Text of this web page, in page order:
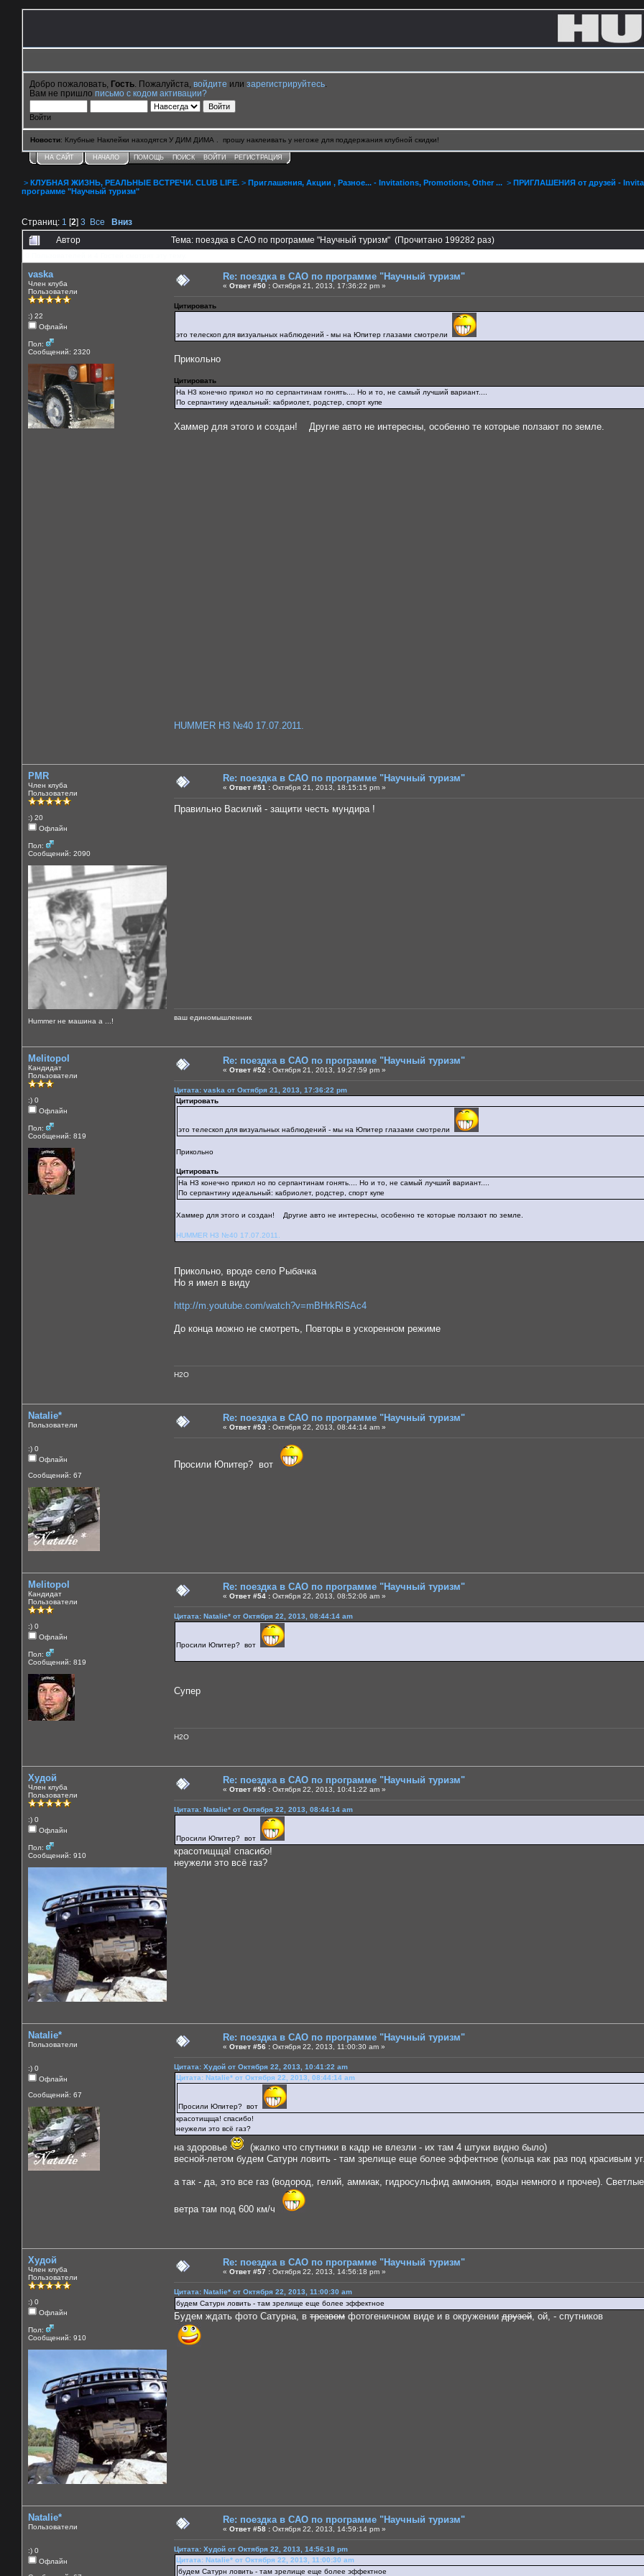
Добро пожаловать, Гость . Пожалуйста, войдите или зарегистрируйтесь
Вам не пришло письмо с кодом активации?
Войти
Новости: Клубные Наклейки находятся У ДИМ ДИМА . прошу наклеивать у негоже для поддержания клубной скидки!
НА САЙТ НАЧАЛО ПОМОЩЬ ПОИСК ВОЙТИ РЕГИСТРАЦИЯ
> КЛУБНАЯ ЖИЗНЬ, РЕАЛЬНЫЕ ВСТРЕЧИ. CLUB LIFE. > Приглашения, Акции , Разное... - Invitations, Promotions, Other ... > ПРИГЛАШЕНИЯ от друзей -
программе "Научный туризм"
Страниц: 1 [2] 3 Все Вниз
Автор Тема: поездка в САО по программе "Научный туризм" (Прочитано 199282 раз)
vaska
Член клуба
Пользователи
:) 22
Офлайн
Пол:
Сообщений: 2320
Re: поездка в САО по программе "Научный туризм"
« Ответ #50 : Октября 21, 2013, 17:36:22 pm »
Цитировать
это телескоп для визуальных наблюдений - мы на Юпитер глазами смотрели
Прикольно
Цитировать
На H3 конечно прикол но по серпантинам гонять.... Но и то, не самый лучший вариант....
По серпантину идеальный: кабриолет, родстер, спорт купе
Хаммер для этого и создан! Другие авто не интересны, особенно те которые ползают по земле.
HUMMER H3 №40 17.07.2011.
PMR
Член клуба
Пользователи
:) 20
Офлайн
Пол:
Сообщений: 2090
Нummer не машина а ...!
Re: поездка в САО по программе "Научный туризм"
« Ответ #51 : Октября 21, 2013, 18:15:15 pm »
Правильно Василий - защити честь мундира !
ваш единомышленник
Melitopol
Кандидат
Пользователи
:) 0
Офлайн
Пол:
Сообщений: 819
Re: поездка в САО по программе "Научный туризм"
« Ответ #52 : Октября 21, 2013, 19:27:59 pm »
Цитата: vaska от Октября 21, 2013, 17:36:22 pm
Цитировать
это телескоп для визуальных наблюдений - мы на Юпитер глазами смотрели
Прикольно
Цитировать
На H3 конечно прикол но по серпантинам гонять.... Но и то, не самый лучший вариант....
По серпантину идеальный: кабриолет, родстер, спорт купе
Хаммер для этого и создан! Другие авто не интересны, особенно те которые ползают по земле.
HUMMER H3 №40 17.07.2011.
Прикольно, вроде село Рыбачка
Но я имел в виду
http://m.youtube.com/watch?v=mBHrkRiSAc4
До конца можно не смотреть, Повторы в ускоренном режиме
H2O
Natalie*
Пользователи
:) 0
Офлайн
Сообщений: 67
Re: поездка в САО по программе "Научный туризм"
« Ответ #53 : Октября 22, 2013, 08:44:14 am »
Просили Юпитер? вот
Melitopol
Кандидат
Пользователи
:) 0
Офлайн
Пол:
Сообщений: 819
Re: поездка в САО по программе "Научный туризм"
« Ответ #54 : Октября 22, 2013, 08:52:06 am »
Цитата: Natalie* от Октября 22, 2013, 08:44:14 am
Просили Юпитер? вот
Супер
H2O
Худой
Член клуба
Пользователи
:) 0
Офлайн
Пол:
Сообщений: 910
Re: поездка в САО по программе "Научный туризм"
« Ответ #55 : Октября 22, 2013, 10:41:22 am »
Цитата: Natalie* от Октября 22, 2013, 08:44:14 am
Просили Юпитер? вот
красотищща! спасибо!
неужели это всё газ?
Natalie*
Пользователи
:) 0
Офлайн
Сообщений: 67
Re: поездка в САО по программе "Научный туризм"
« Ответ #56 : Октября 22, 2013, 11:00:30 am »
Цитата: Худой от Октября 22, 2013, 10:41:22 am
Цитата: Natalie* от Октября 22, 2013, 08:44:14 am
Просили Юпитер? вот
красотищща! спасибо!
неужели это всё газ?
на здоровье
(жалко что спутники в кадр не влезли - их там 4 штуки видно было)
весной-летом будем Сатурн ловить - там зрелище еще более эффектное (кольца как раз под красивым
а так - да, это все газ (водород, гелий, аммиак, гидросульфид аммония, воды немного и прочее).
ветра там под 600 км/ч
Худой
Член клуба
Пользователи
:) 0
Офлайн
Пол:
Сообщений: 910
Re: поездка в САО по программе "Научный туризм"
« Ответ #57 : Октября 22, 2013, 14:56:18 pm »
Цитата: Natalie* от Октября 22, 2013, 11:00:30 am
будем Сатурн ловить - там зрелище еще более эффектное
Будем ждать фото Сатурна, в трезвом фотогеничном виде и в окружении друзей , ой, - спутников
Natalie*
Пользователи
:) 0
Офлайн
Re: поездка в САО по программе "Научный туризм"
« Ответ #58 : Октября 22, 2013, 14:59:14 pm »
Цитата: Худой от Октября 22, 2013, 14:56:18 pm
Цитата: Natalie* от Октября 22, 2013, 11:00:30 am
будем Сатурн ловить - там зрелище еще более эффектное